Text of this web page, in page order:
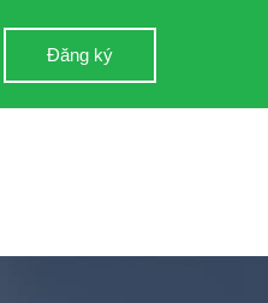
Đăng ký